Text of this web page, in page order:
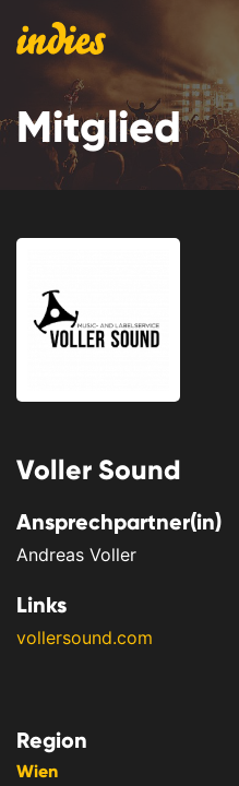
Mitglied
Voller Sound
Ansprechpartner(in)
Andreas Voller
Links
vollersound.com
Region
Wien